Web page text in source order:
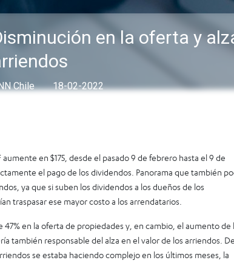
en la oferta y
Chile 18-02-2022
en $175, desde el pasado 9 de febrero hasta el 9 de
el pago de los dividendos. Panorama que también
ya que si suben los dividendos a los dueños de los
traspasar ese mayor costo a los arrendatarios.
47% en la oferta de propiedades y, en cambio, el aumento de
también responsable del alza en el valor de los arriendos. De
se estaba haciendo complejo en los últimos meses, la